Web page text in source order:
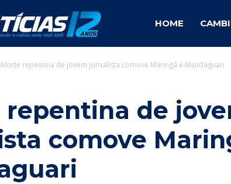
Cambira
Notícias
HOME
Morte repentina de jovem jornalista comove Maringá e Mandaguari
repentina de
comove